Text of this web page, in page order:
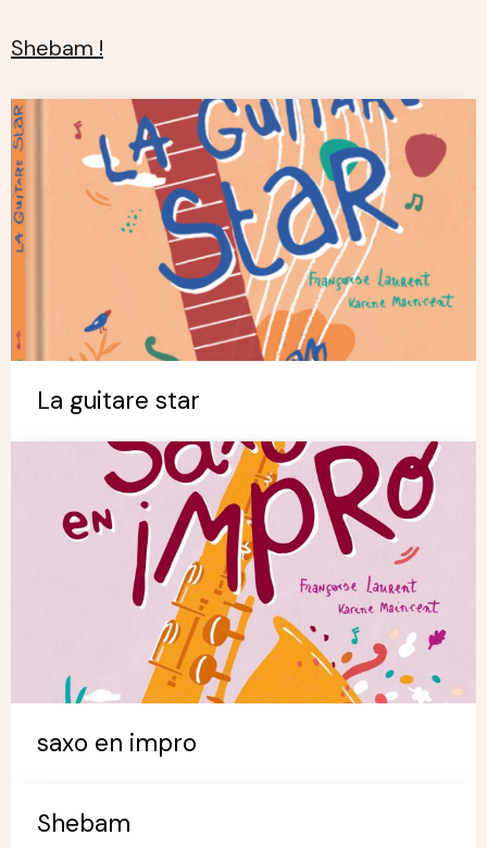
Shebam !
La guitare star
saxo en impro
Shebam